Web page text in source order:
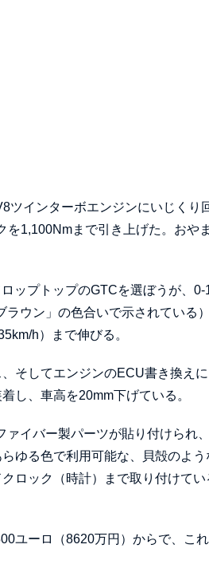
ツインターボエンジンにいじくり
1,100Nmまで引き上げた。おや
ップトップのGTCを選ぼうが、0-
ウン」の色合いで示されている
h）まで伸びる。
そしてエンジンのECU書き換え
し、車高を20mm下げている。
イバー製パーツが貼り付けられ
ゆる色で利用可能な、貝殻のよう
ロック（時計）まで取り付けてい
ユーロ（8620万円）からで、こ